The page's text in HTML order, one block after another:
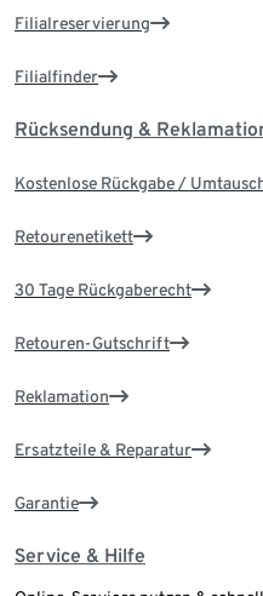
Filialreservierung
Filialfinder
Rücksendung &
Kostenlose Rückgabe /
Retourenetikett
30 Tage Rückgaberecht
Retouren-Gutschrift
Reklamation
Ersatzteile & Reparatur
Garantie
Service & Hilfe